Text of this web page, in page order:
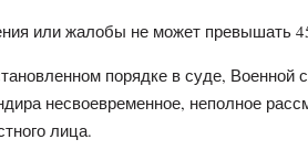
или жалобы не может превышать
порядке в суде, Военной
несвоевременное, неполное
лица.